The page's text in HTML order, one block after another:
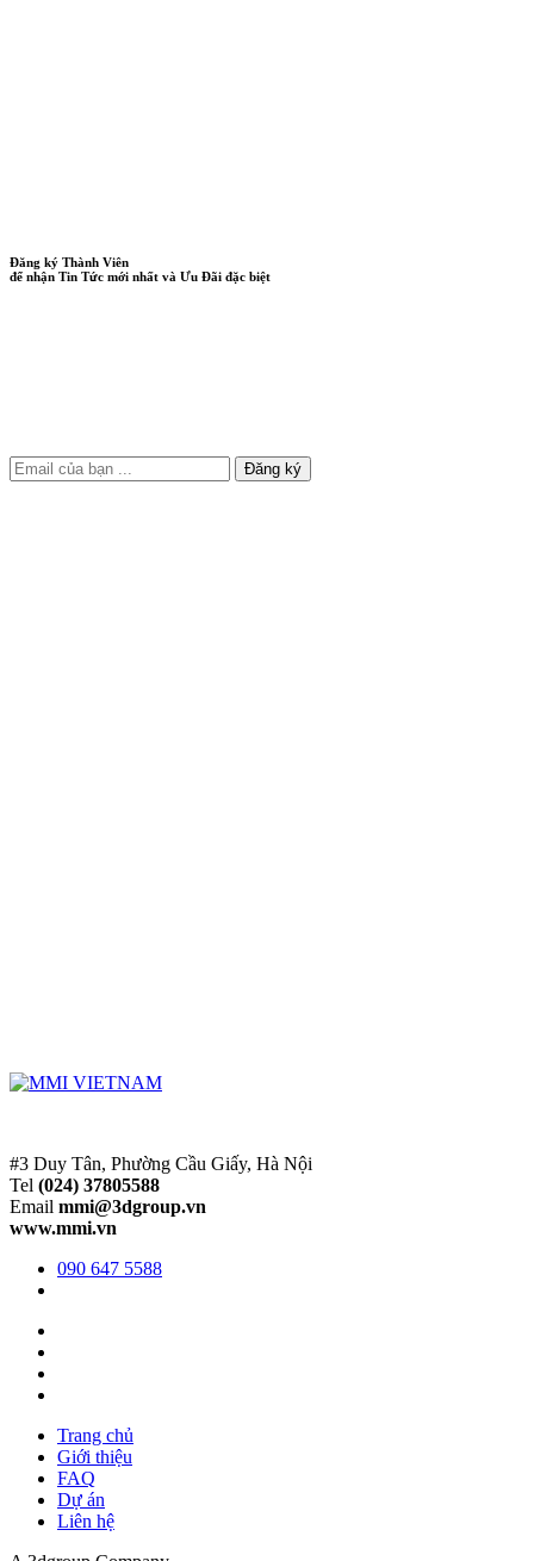
Đăng ký Thành Viên
để nhận Tin Tức mới nhất và Ưu Đãi đặc biệt
Đăng ký
#3 Duy Tân, Phường Cầu Giấy, Hà Nội
Tel (024) 37805588
Email mmi@3dgroup.vn
www.mmi.vn
090 647 5588
Trang chủ
Giới thiệu
FAQ
Dự án
Liên hệ